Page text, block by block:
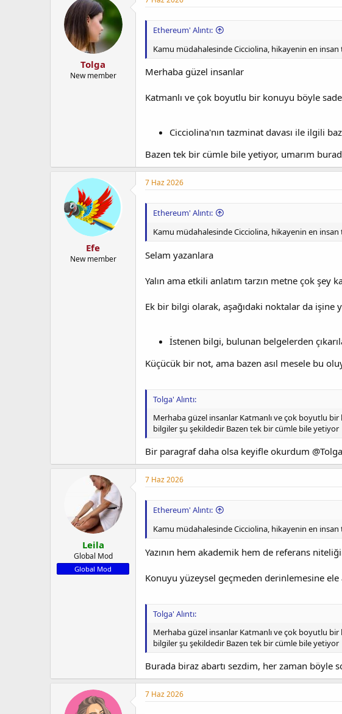
i
h
i
Tolga
New member
Ethereum' Alıntı:
Kamu müdahalesinde Cicciolina, hikayenin en insan
Merhaba güzel insanlar
Katmanlı ve çok boyutlu bir konuyu böyle
Cicciolina'nın tazminat davası ile ilgili
Bazen tek bir cümle bile yetiyor, umarım
Efe
New member
7 Haz 2026
Ethereum' Alıntı:
Kamu müdahalesinde Cicciolina, hikayenin en insan
Selam yazanlara
Yalın ama etkili anlatım tarzın metne çok şey
Ek bir bilgi olarak, aşağıdaki noktalar da işine
İstenen bilgi, bulunan belgelerden
Küçücük bir not, ama bazen asıl mesele bu
Tolga' Alıntı:
Merhaba güzel insanlar Katmanlı ve çok boyutlu
bilgiler şu şekildedir Bazen tek bir cümle bile yetiyor
Bir paragraf daha olsa keyifle okurdum @Tolga
Leila
Global Mod
Global Mod
7 Haz 2026
Ethereum' Alıntı:
Kamu müdahalesinde Cicciolina, hikayenin en insan
Yazının hem akademik hem de referans
Konuyu yüzeysel geçmeden derinlemesine
Tolga' Alıntı:
Merhaba güzel insanlar Katmanlı ve çok boyutlu
bilgiler şu şekildedir Bazen tek bir cümle bile yetiyor
Burada biraz abartı sezdim, her zaman böyle
7 Haz 2026